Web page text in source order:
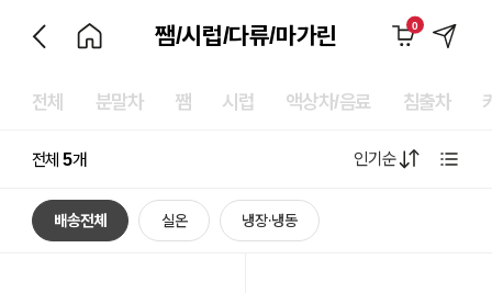
쨈/시럽/다류/마가린 0
전체 분말차 쨈 시럽 액상차/음료 침출차
전체 5개 인기순
배송전체 실온 냉장·냉동